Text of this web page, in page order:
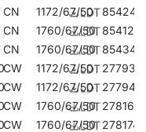
CN 1172/67/50
854248
CN 1760/67/50 854125
CN 1760/67/50 854347
CW 1172/67/50
277931
CW 1172/67/50
277948
CW 1760/67/50 278167
CW 1760/67/50 278174